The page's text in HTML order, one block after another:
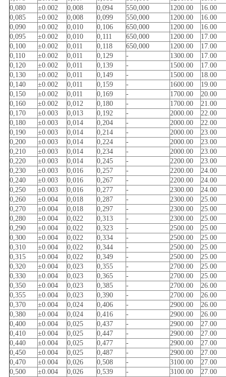
0,080
±0.002 0,008 0,094 550,000 1200.00
16.00
0,085
±0.002 0,008 0,099 550,000 1200.00
16.00
0,090
±0.002 0,010 0,106 650,000 1200.00
16.00
0,095
±0.002 0,010 0,111 650,000 1200.00
17.00
0,100
±0.002 0,011 0,118 650,000 1200.00
17.00
0,110
±0.002 0,011 0,129 - 1300.00
17.00
0,120
±0.002 0,011 0,139 - 1500.00
17.00
0,130
±0.002 0,011 0,149 - 1500.00
18.00
0,140
±0.002 0,011 0,159 - 1600.00
19.00
0,150
±0.002 0,011 0,169 - 1700.00
20.00
0,160
±0.002 0,012 0,180 - 1700.00
21.00
0,170
±0.003 0,013 0,192 - 2000.00
22.00
0,180
±0.003 0,014 0,204 - 2000.00
22.00
0,190
±0.003 0,014 0,214 - 2000.00
23.00
0,200
±0.003 0,014 0,224 - 2000.00
23.00
0,210
±0.003 0,014 0,234 - 2000.00
23.00
0,220
±0.003 0,014 0,245 - 2200.00
23.00
0,230
±0.003 0,016 0,257 - 2200.00
24.00
0,240
±0.003 0,016 0,267 - 2200.00
24.00
0,250
±0.003 0,016 0,277 - 2300.00
24.00
0,260
±0.004 0,018 0,287 - 2300.00
25.00
0,270
±0.004 0,018 0,297 - 2300.00
25.00
0,280
±0.004 0,022 0,313 - 2300.00
25.00
0,290
±0.004 0,022 0,323 - 2500.00
25.00
0,300
±0.004 0,022 0,334 - 2500.00
25.00
0,310
±0.004 0,022 0,344 - 2500.00
25.00
0,315
±0.004 0,022 0,349 - 2500.00
25.00
0,320
±0.004 0,023 0,355 - 2700.00
25.00
0,330
±0.004 0,023 0,365 - 2700.00
25.00
0,350
±0.004 0,023 0,385 - 2700.00
26.00
0,355
±0.004 0,023 0,390 - 2700.00
26.00
0,370
±0.004 0,024 0,406 - 2900.00
26.00
0,380
±0.004 0,024 0,416 - 2900.00
26.00
0,400
±0.004 0,025 0,437 - 2900.00
27.00
0,410
±0.004 0,025 0,447 - 2900.00
27.00
0,440
±0.004 0,025 0,477 - 2900.00
27.00
0,450
±0.004 0,025 0,487 - 2900.00
27.00
0,470
±0.004 0,026 0,508 - 3100.00
27.00
0,500
±0.004 0,026 0,539 - 3100.00
27.00